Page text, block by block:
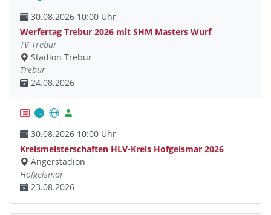
30.08.2026 10:00 Uhr
Werfertag Trebur 2026 mit SHM Masters Wurf
TV Trebur
Stadion Trebur
Trebur
24.08.2026
30.08.2026 10:00 Uhr
Kreismeisterschaften HLV-Kreis Hofgeismar 2026
Angerstadion
Hofgeismar
23.08.2026